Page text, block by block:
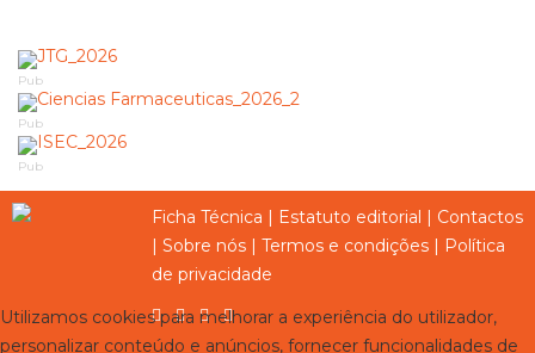
Pub
Pub
Pub
Ficha Técnica | Estatuto editorial | Contactos
| Sobre nós | Termos e condições | Política
de privacidade
Utilizamos cookies para melhorar a experiência do utilizador,
personalizar conteúdo e anúncios, fornecer funcionalidades de